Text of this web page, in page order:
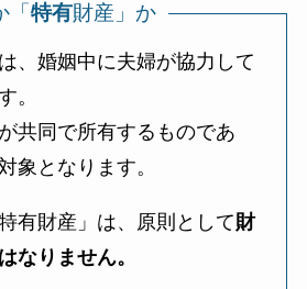
特有財産」か
、婚姻中に夫婦が協力して
。
共同で所有するものであ
象となります。
有財産」は、原則として財
なりません。